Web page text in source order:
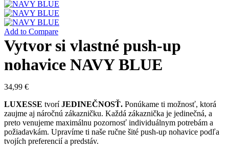
Add to Compare
Vytvor si vlastné push-up
nohavice NAVY BLUE
34,99 €
LUXESSE tvoríJEDINEČNOSŤ. Ponúkame ti možnosť, ktorá
zaujme aj náročnú zákazničku. Každá zákaznička je jedinečná, a
preto venujeme maximálnu pozornosť individuálnym potrebám a
požiadavkám. Upravíme ti naše ručne šité push-up nohavice podľa
tvojích preferencií a predstáv.